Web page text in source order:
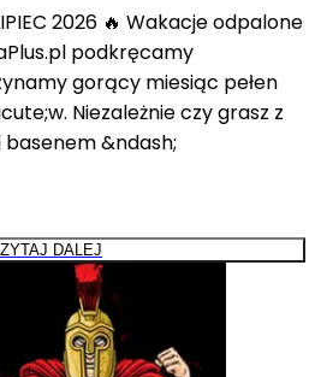
2026 🔥 Wakacje odpalone
podkręcamy
gorący miesiąc pełen
Niezależnie czy grasz z
&ndash;
DALEJ